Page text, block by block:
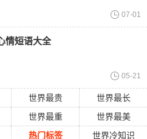
奥秘的过程，还为我们带来了
加深了我们对于重力的理解。
论，黑洞是由于物体质量过于
洞成为了我们理解宇宙中最基
解开了宇宙的起源之谜。根据
极为高温和密度的初始状态。
07-01
情短语大全
05-21
世界最贵
世界最长
世界最重
世界最美
热门标签 世界冷知识